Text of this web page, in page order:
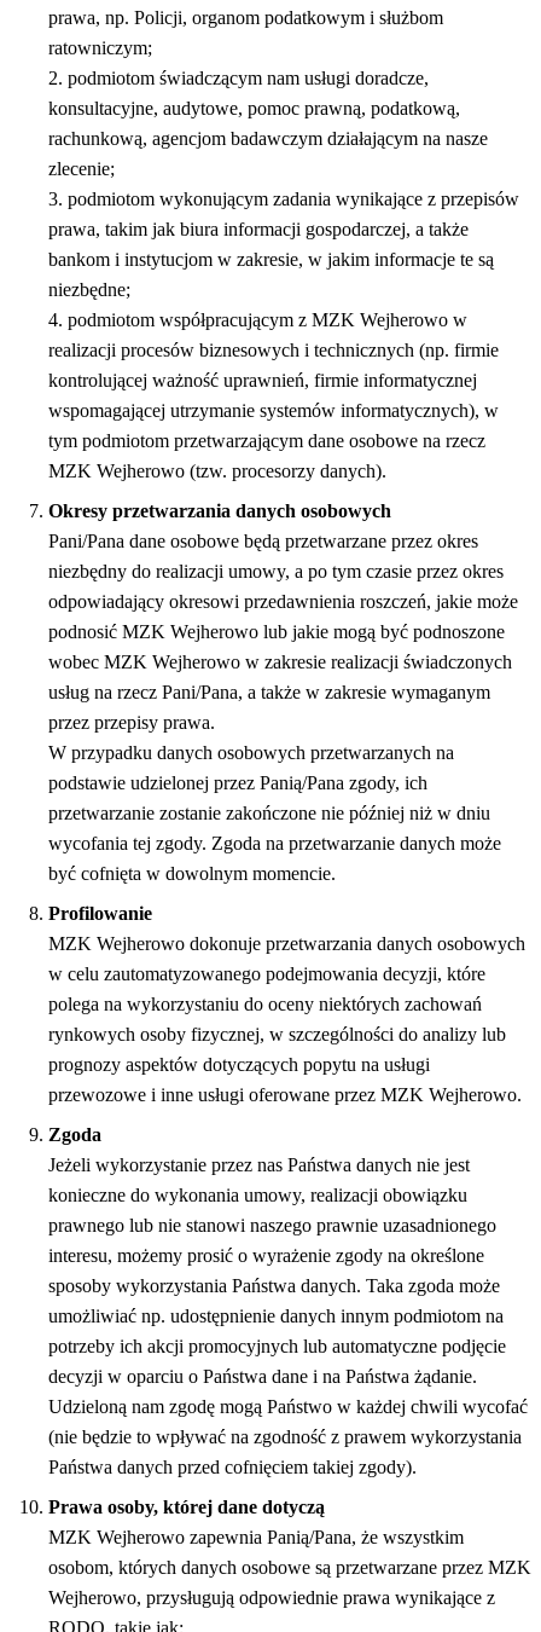
prawa, np. Policji, organom podatkowym i służbom
ratowniczym;
2. podmiotom świadczącym nam usługi doradcze,
konsultacyjne, audytowe, pomoc prawną, podatkową,
rachunkową, agencjom badawczym działającym na nasze
zlecenie;
3. podmiotom wykonującym zadania wynikające z przepisów
prawa, takim jak biura informacji gospodarczej, a także
bankom i instytucjom w zakresie, w jakim informacje te są
niezbędne;
4. podmiotom współpracującym z MZK Wejherowo w
realizacji procesów biznesowych i technicznych (np. firmie
kontrolującej ważność uprawnień, firmie informatycznej
wspomagającej utrzymanie systemów informatycznych), w
tym podmiotom przetwarzającym dane osobowe na rzecz
MZK Wejherowo (tzw. procesorzy danych).
Okresy przetwarzania danych osobowych
Pani/Pana dane osobowe będą przetwarzane przez okres
niezbędny do realizacji umowy, a po tym czasie przez okres
odpowiadający okresowi przedawnienia roszczeń, jakie może
podnosić MZK Wejherowo lub jakie mogą być podnoszone
wobec MZK Wejherowo w zakresie realizacji świadczonych
usług na rzecz Pani/Pana, a także w zakresie wymaganym
przez przepisy prawa.
W przypadku danych osobowych przetwarzanych na
podstawie udzielonej przez Panią/Pana zgody, ich
przetwarzanie zostanie zakończone nie później niż w dniu
wycofania tej zgody. Zgoda na przetwarzanie danych może
być cofnięta w dowolnym momencie.
Profilowanie
MZK Wejherowo dokonuje przetwarzania danych osobowych
w celu zautomatyzowanego podejmowania decyzji, które
polega na wykorzystaniu do oceny niektórych zachowań
rynkowych osoby fizycznej, w szczególności do analizy lub
prognozy aspektów dotyczących popytu na usługi
przewozowe i inne usługi oferowane przez MZK Wejherowo.
Zgoda
Jeżeli wykorzystanie przez nas Państwa danych nie jest
konieczne do wykonania umowy, realizacji obowiązku
prawnego lub nie stanowi naszego prawnie uzasadnionego
interesu, możemy prosić o wyrażenie zgody na określone
sposoby wykorzystania Państwa danych. Taka zgoda może
umożliwiać np. udostępnienie danych innym podmiotom na
potrzeby ich akcji promocyjnych lub automatyczne podjęcie
decyzji w oparciu o Państwa dane i na Państwa żądanie.
Udzieloną nam zgodę mogą Państwo w każdej chwili wycofać
(nie będzie to wpływać na zgodność z prawem wykorzystania
Państwa danych przed cofnięciem takiej zgody).
Prawa osoby, której dane dotyczą
MZK Wejherowo zapewnia Panią/Pana, że wszystkim
osobom, których danych osobowe są przetwarzane przez MZK
Wejherowo, przysługują odpowiednie prawa wynikające z